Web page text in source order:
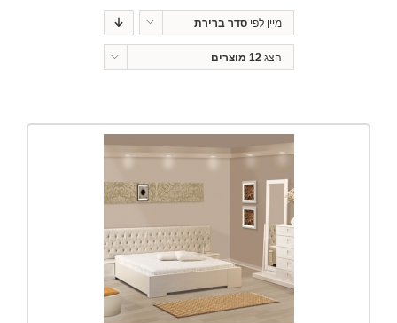
מיין לפיסדר ברירת
מחדל
הצג12 מוצרים